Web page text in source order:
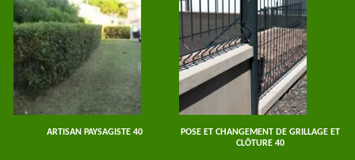
ARTISAN PAYSAGISTE 40
POSE ET CHANGEMENT DE GRILLAGE ET
CLÔTURE 40